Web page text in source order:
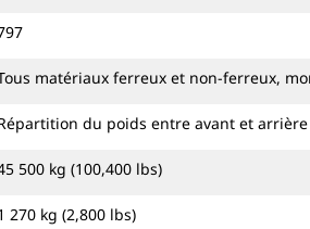
matériaux ferreux et non-ferreux,
du poids entre avant et arrière
500 kg (100,400 lbs)
270 kg (2,800 lbs)